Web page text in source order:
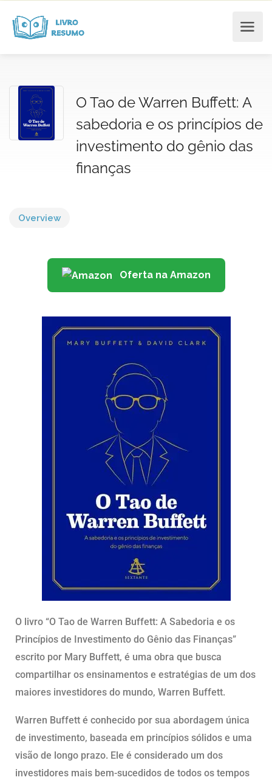
O Tao de Warren Buffett: A
sabedoria e os princípios de
investimento do gênio das
finanças
Overview
Oferta na Amazon
O livro “O Tao de Warren Buffett: A Sabedoria e os
Princípios de Investimento do Gênio das Finanças”
escrito por Mary Buffett, é uma obra que busca
compartilhar os ensinamentos e estratégias de um dos
maiores investidores do mundo, Warren Buffett.
Warren Buffett é conhecido por sua abordagem única
de investimento, baseada em princípios sólidos e uma
visão de longo prazo. Ele é considerado um dos
investidores mais bem-sucedidos de todos os tempos